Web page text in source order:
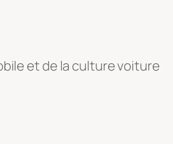
et de la culture voiture